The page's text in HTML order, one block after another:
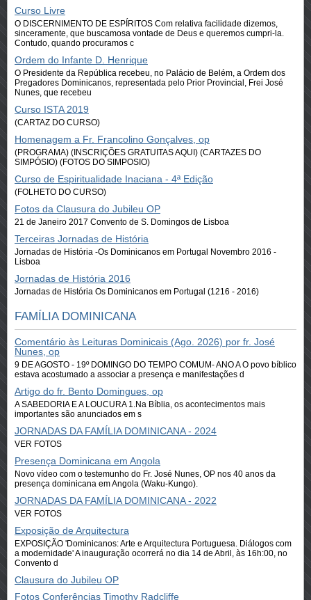
Curso Livre
O DISCERNIMENTO DE ESPÍRITOS Com relativa facilidade dizemos,
sinceramente, que buscamosa vontade de Deus e queremos cumpri-la.
Contudo, quando procuramos c
Ordem do Infante D. Henrique
O Presidente da República recebeu, no Palácio de Belém, a Ordem dos
Pregadores Dominicanos, representada pelo Prior Provincial, Frei José
Nunes, que recebeu
Curso ISTA 2019
(CARTAZ DO CURSO)
Homenagem a Fr. Francolino Gonçalves, op
(PROGRAMA) (INSCRIÇÕES GRATUITAS AQUI) (CARTAZES DO
SIMPÓSIO) (FOTOS DO SIMPOSIO)
Curso de Espiritualidade Inaciana - 4ª Edição
(FOLHETO DO CURSO)
Fotos da Clausura do Jubileu OP
21 de Janeiro 2017 Convento de S. Domingos de Lisboa
Terceiras Jornadas de História
Jornadas de História -Os Dominicanos em Portugal Novembro 2016 -
Lisboa
Jornadas de História 2016
Jornadas de História Os Dominicanos em Portugal (1216 - 2016)
FAMÍLIA DOMINICANA
Comentário às Leituras Dominicais (Ago. 2026) por fr. José
Nunes, op
9 DE AGOSTO - 19º DOMINGO DO TEMPO COMUM- ANO A O povo bíblico
estava acostumado a associar a presença e manifestações d
Artigo do fr. Bento Domingues, op
A SABEDORIA E A LOUCURA 1.Na Bíblia, os acontecimentos mais
importantes são anunciados em s
JORNADAS DA FAMÍLIA DOMINICANA - 2024
VER FOTOS
Presença Dominicana em Angola
Novo vídeo com o testemunho do Fr. José Nunes, OP nos 40 anos da
presença dominicana em Angola (Waku-Kungo).
JORNADAS DA FAMÍLIA DOMINICANA - 2022
VER FOTOS
Exposição de Arquitectura
EXPOSIÇÃO 'Dominicanos: Arte e Arquitectura Portuguesa. Diálogos com
a modernidade' A inauguração ocorrerá no dia 14 de Abril, às 16h:00, no
Convento d
Clausura do Jubileu OP
Fotos Conferências Timothy Radcliffe